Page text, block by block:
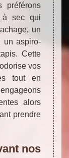
préférons
à sec qui
un
un aspiro-
Cette
vos
tout en
alors
prendre
nos